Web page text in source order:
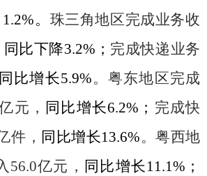
1.2%。 珠三角地区完成业务收
同比下降3.2% ； 完成快递业务
同比增长5.9%。粤东地区完成
元， 同比增长6.2% ； 完成快
件， 同比增长13.6%。粤西地
56.0亿元， 同比增长11.1% ；